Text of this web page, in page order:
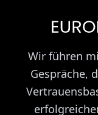
Wir führen
Gespräche,